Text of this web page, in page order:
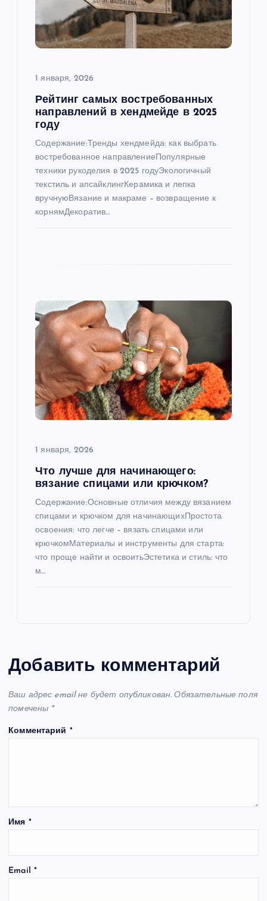
1 января, 2026
Рейтинг самых востребованных
направлений в хендмейде в 2025
году
Содержание:Тренды хендмейда: как выбрать
востребованное направлениеПопулярные
техники рукоделия в 2025 годуЭкологичный
текстиль и апсайклингКерамика и лепка
вручнуюВязание и макраме – возвращение к
корнямДекоратив…
1 января, 2026
Что лучше для начинающего:
вязание спицами или крючком?
Содержание:Основные отличия между вязанием
спицами и крючком для начинающихПростота
освоения: что легче – вязать спицами или
крючкомМатериалы и инструменты для старта:
что проще найти и освоитьЭстетика и стиль: что
м…
Добавить комментарий
Ваш адрес email не будет опубликован. Обязательные поля
помечены *
Комментарий *
Имя *
Email *